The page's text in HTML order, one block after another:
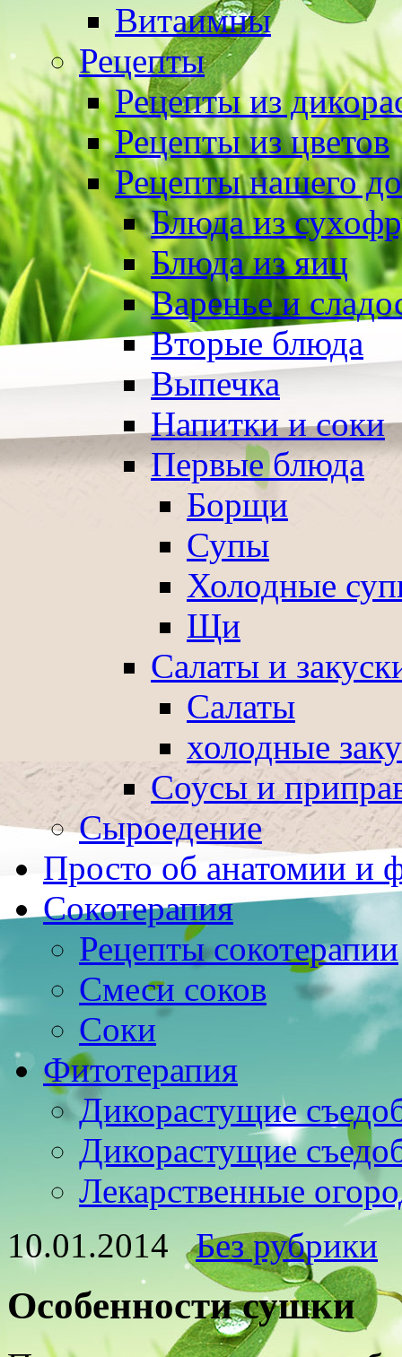
Витаимны
Рецепты
Рецепты из
Рецепты из цветов
Рецепты нашего
Блюда из
Блюда из яиц
Варенье и
Вторые блюда
Выпечка
Напитки и соки
Первые блюда
Борщи
Супы
Холодные
Щи
Салаты и
Салаты
холодные
Соусы и
Сыроедение
Просто об анатомии и
Сокотерапия
Рецепты сокотерапии
Смеси соков
Соки
Фитотерапия
Дикорастущие
Дикорастущие
Лекарственные
10.01.2014
Без рубрики
Особенности сушки